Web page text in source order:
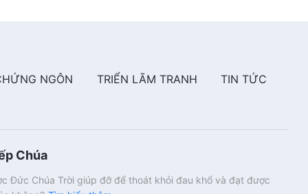
Những Lời chứng Trải nghiệm
của Cơ Đốc nhân, Tập 601: Tôi
38:56
mình thích mà điểm trang” có
NGÔN TRIỂN LÃM TRANH
TIN TỨC
Chúa
Đức Chúa Trời giúp đỡ để thoát khỏi đau khổ và đạt được